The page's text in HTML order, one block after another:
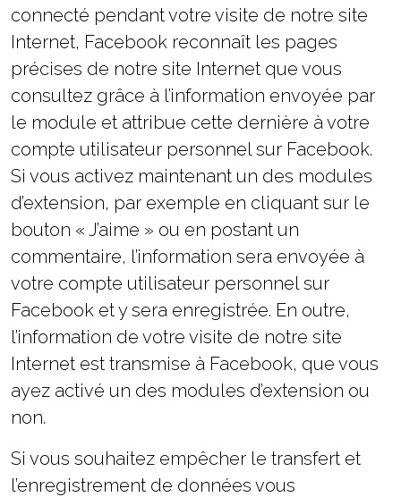
connecté pendant votre visite de notre site
Internet, Facebook reconnaît les pages
précises de notre site Internet que vous
consultez grâce à l’information envoyée par
le module et attribue cette dernière à votre
compte utilisateur personnel sur Facebook.
Si vous activez maintenant un des modules
d’extension, par exemple en cliquant sur le
bouton « J’aime » ou en postant un
commentaire, l’information sera envoyée à
votre compte utilisateur personnel sur
Facebook et y sera enregistrée. En outre,
l’information de votre visite de notre site
Internet est transmise à Facebook, que vous
ayez activé un des modules d’extension ou
non.
Si vous souhaitez empêcher le transfert et
l’enregistrement de données vous